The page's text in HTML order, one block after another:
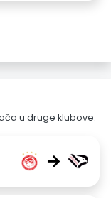
u druge klubove.
→